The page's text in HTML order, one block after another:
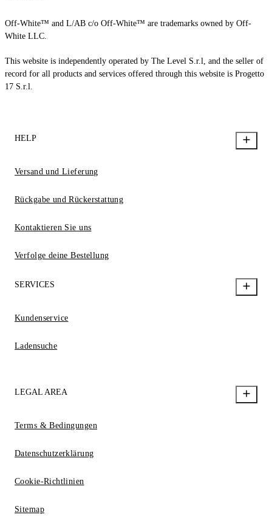
Off-White™ and L/AB c/o Off-White™ are trademarks owned by Off-
White LLC.
This website is independently operated by The Level S.r.l, and the seller of
record for all products and services offered through this website is Progetto
17 S.r.l.
HELP
Versand und Lieferung
Rückgabe und Rückerstattung
Kontaktieren Sie uns
Verfolge deine Bestellung
SERVICES
Kundenservice
Ladensuche
LEGAL AREA
Terms & Bedingungen
Datenschutzerklärung
Cookie-Richtlinien
Sitemap